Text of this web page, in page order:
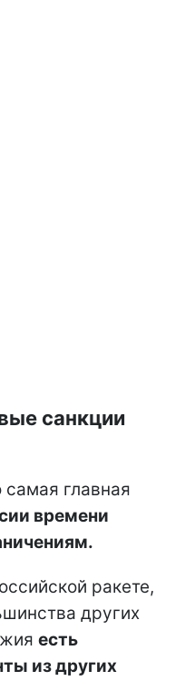
санкции
самая главная
времени
ракете,
других
есть
из других